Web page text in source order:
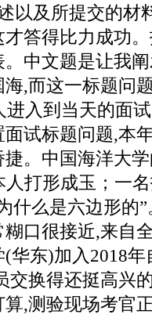
以及所提交的材
答得比力成功
中文题是让我
,而这一标题问
进入到当天的面
试标题问题,本
。中国海洋大
打形成玉；一
什么是六边形的
口很接近,来自
华东)加入2018
交换得还挺高兴
,测验现场考官